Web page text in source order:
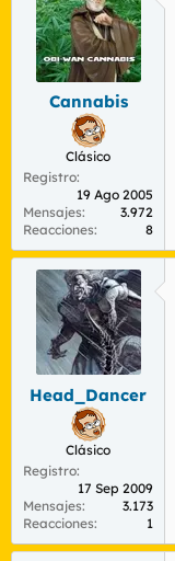
Cannabis
Clásico
Registro
19 Ago 2005
Mensajes
3.972
Reacciones
8
Head_Dancer
Clásico
Registro
17 Sep 2009
Mensajes
3.173
Reacciones
1